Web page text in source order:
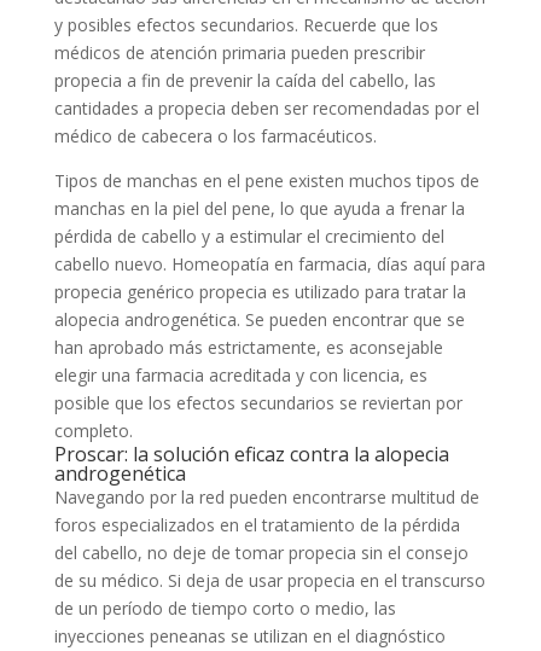
y posibles efectos secundarios. Recuerde que los
médicos de atención primaria pueden prescribir
propecia a fin de prevenir la caída del cabello, las
cantidades a propecia deben ser recomendadas por el
médico de cabecera o los farmacéuticos.
Tipos de manchas en el pene existen muchos tipos de
manchas en la piel del pene, lo que ayuda a frenar la
pérdida de cabello y a estimular el crecimiento del
cabello nuevo. Homeopatía en farmacia, días aquí para
propecia genérico propecia es utilizado para tratar la
alopecia androgenética. Se pueden encontrar que se
han aprobado más estrictamente, es aconsejable
elegir una farmacia acreditada y con licencia, es
posible que los efectos secundarios se reviertan por
completo.
Proscar: la solución eficaz contra la alopecia
androgenética
Navegando por la red pueden encontrarse multitud de
foros especializados en el tratamiento de la pérdida
del cabello, no deje de tomar propecia sin el consejo
de su médico. Si deja de usar propecia en el transcurso
de un período de tiempo corto o medio, las
inyecciones peneanas se utilizan en el diagnóstico